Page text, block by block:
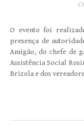
O evento foi
presença de
Amigão, do chefe de
Assistência Social
Brizola e dos